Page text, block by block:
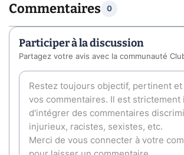
Commentaires 0
Participer à la discussion
Partagez votre avis avec la communauté